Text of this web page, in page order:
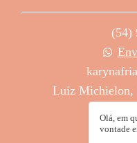
(54)
Luiz Michielon,
Olá, em
vontade